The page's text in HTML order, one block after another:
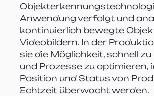
Anwendung verfolgt und
kontinuierlich bewegte
Videobildern. In der
sie die Möglichkeit, schnell
und Prozesse zu optimieren,
Position und Status von
Echtzeit überwacht werden.